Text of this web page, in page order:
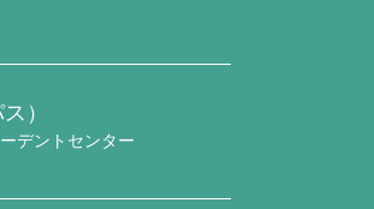
）
デントセンター